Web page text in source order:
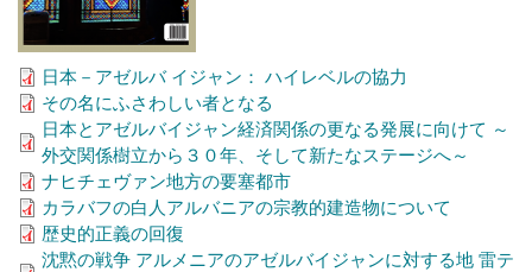
日本－アゼルバ イジャン： ハイレベルの協力
その名にふさわしい者となる
日本とアゼルバイジャン経済関係の更なる発展に向けて ～
外交関係樹立から３０年、そして新たなステージへ～
ナヒチェヴァン地方の要塞都市
カラバフの白人アルバニアの宗教的建造物について
歴史的正義の回復
沈黙の戦争 アルメニアのアゼルバイジャンに対する地 雷テ